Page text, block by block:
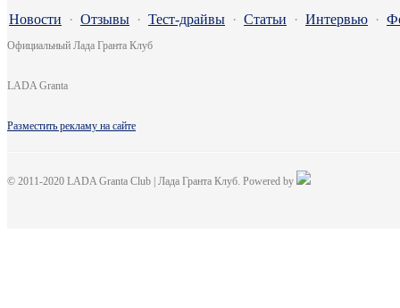
Новости · Отзывы · Тест-драйвы · Статьи · Интервью ·
Официальный Лада Гранта Клуб
LADA Granta
Разместить рекламу на сайте
© 2011-2020 LADA Granta Club | Лада Гранта Клуб. Powered by